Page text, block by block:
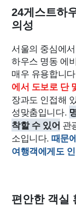
24게스트하
의성
서울의 중심에
하우스 명동 에
매우 유용합니
에서 도보로 단
장과도 인접해
성맞춤입니다.
착할 수 있어 관
소입니다. 때문
여행객에게도
편안한 객실